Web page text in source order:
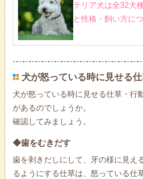
テリア犬は全32犬
と性格・飼い方に
犬が怒っている時に見せる
犬が怒っている時に見せる仕草・行
があるのでしょうか。
確認してみましょう。
◆歯をむきだす
歯を剥きだしにして、牙の様に見え
るようにする仕草は、怒っている仕